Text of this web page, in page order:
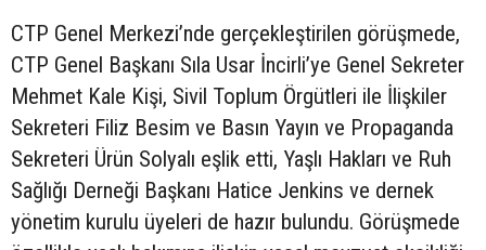
CTP Genel Merkezi’nde gerçekleştirilen görüşmede,
CTP Genel Başkanı Sıla Usar İncirli’ye Genel Sekreter
Mehmet Kale Kişi, Sivil Toplum Örgütleri ile İlişkiler
Sekreteri Filiz Besim ve Basın Yayın ve Propaganda
Sekreteri Ürün Solyalı eşlik etti, Yaşlı Hakları ve Ruh
Sağlığı Derneği Başkanı Hatice Jenkins ve dernek
yönetim kurulu üyeleri de hazır bulundu. Görüşmede